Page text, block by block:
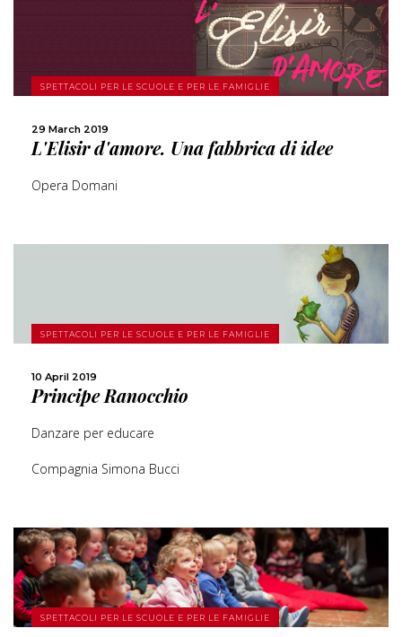
SPETTACOLI PER LE SCUOLE E PER LE FAMIGLIE
29 March 2019
L'Elisir d'amore. Una fabbrica di idee
Opera Domani
MORE
SPETTACOLI PER LE SCUOLE E PER LE FAMIGLIE
10 April 2019
Principe Ranocchio
Danzare per educare
Compagnia Simona Bucci
MORE
SPETTACOLI PER LE SCUOLE E PER LE FAMIGLIE
MORE